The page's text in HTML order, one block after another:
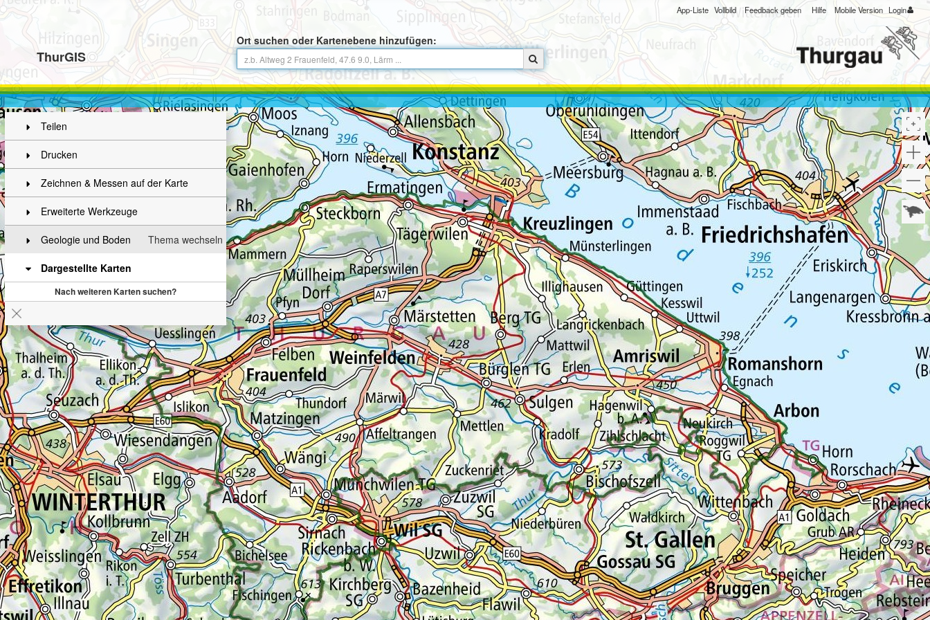
ThurGIS
Ort suchen oder Kartenebene hinzufügen:
App-Liste Vollbild Feedback geben Hilfe Mobile Version Login
Teilen
Drucken
Zeichnen & Messen auf der Karte
Erweiterte Werkzeuge
Thema wechseln
Geologie und Boden
Dargestellte Karten
Nach weiteren Karten suchen?